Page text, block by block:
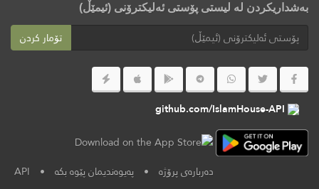
بەشداریکردن لە لیستی پۆستی ئەلیکترۆنی (ئیمێڵ)
تۆمار کردن
github.com/IslamHouse-API
دەربارەی پرۆژە • پەیوەندیمان پێوە بکە •
API